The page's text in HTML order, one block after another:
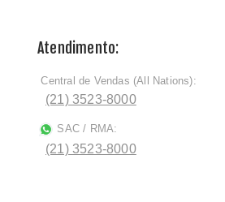
Atendimento:
ﾠCentral de Vendas (All Nations):
(21) 3523-8000
SAC / RMA:
(21) 3523-8000